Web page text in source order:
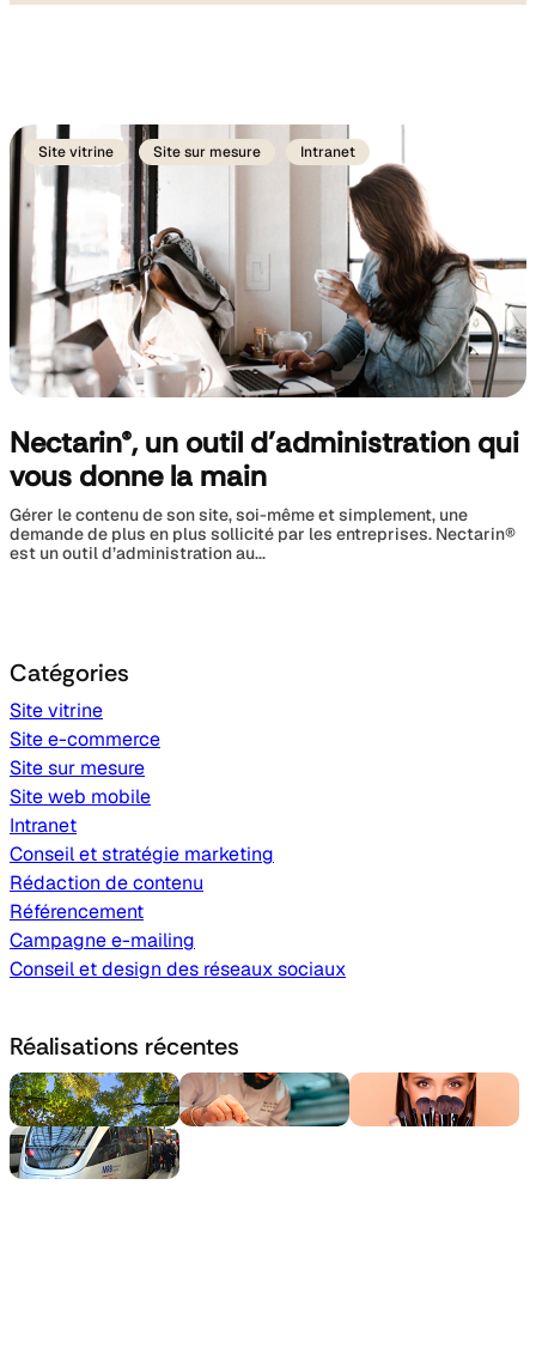
Accompagnement
Catégories
Site vitrine
Site e-commerce
Site sur mesure
Site web mobile
Intranet
Conseil et stratégie marketing
Rédaction de contenu
Référencement
Campagne e-mailing
Conseil et design des réseaux sociaux
Réalisations récentes
Site vitrine Site sur mesure Intranet
Nectarin®, un outil d’administration qui
vous donne la main
Gérer le contenu de son site, soi-même et simplement, une
demande de plus en plus sollicité par les entreprises. Nectarin®
est un outil d’administration au...